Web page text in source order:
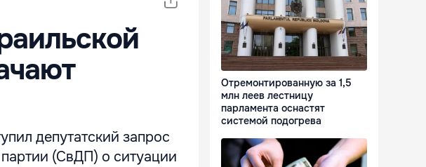
депутатский запрос
(СвДП) о ситуации
Отремонтированную за 1,5
млн леев лестницу
парламента оснастят
системой подогрева